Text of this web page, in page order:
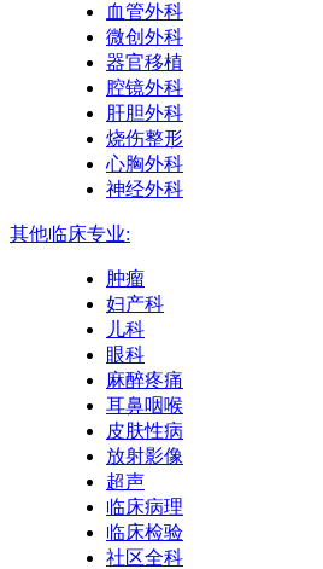
血管外科
微创外科
器官移植
腔镜外科
肝胆外科
烧伤整形
心胸外科
神经外科
其他临床专业:
肿瘤
妇产科
儿科
眼科
麻醉疼痛
耳鼻咽喉
皮肤性病
放射影像
超声
临床病理
临床检验
社区全科